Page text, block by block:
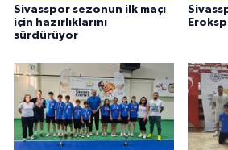
Sivasspor sezonun ilk maçı
için hazırlıklarını
sürdürüyor